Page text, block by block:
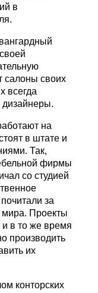
в
салоны своих
всегда
на
в штате и
Так,
фирмы
со студией
за
мира. Проекты
в то же время
производить
их
конторских